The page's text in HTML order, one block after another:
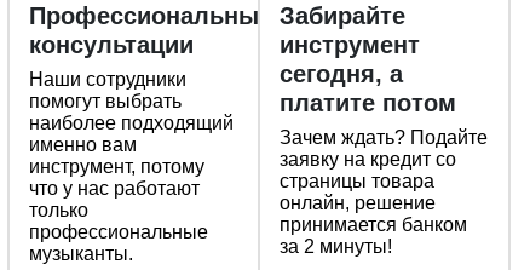
Профессиональные
консультации
Наши сотрудники
помогут выбрать
наиболее подходящий
именно вам
инструмент, потому
что у нас работают
только
профессиональные
музыканты.
Забирайте
инструмент
сегодня, а
платите потом
Зачем ждать? Подайте
заявку на кредит со
страницы товара
онлайн, решение
принимается банком
за 2 минуты!